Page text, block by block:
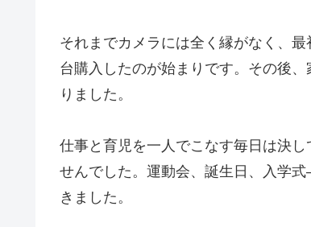
それまでカメラには全く縁がなく、
台購入したのが始まりです。 その後、
りました。
仕事と育児を一人でこなす毎日は決
せんでした。運動会、誕生日、入学
きました。